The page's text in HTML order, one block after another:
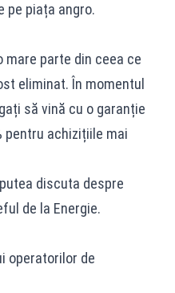
pe piața angro.
mare parte din ceea ce
eliminat. În momentul
să vină cu o garanție
pentru achizițiile mai
discuta despre
de la Energie.
operatorilor de